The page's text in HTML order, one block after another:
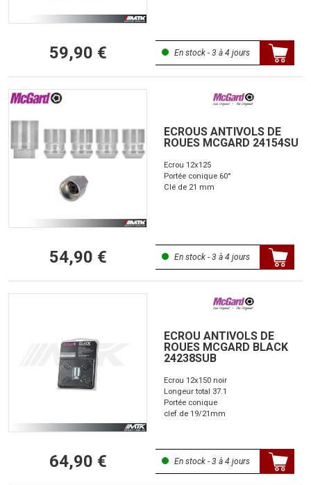
59,90 € En stock - 3 à 4 jours
ECROUS ANTIVOLS DE
ROUES MCGARD 24154SU
Ecrou 12x125
Portée conique 60°
Clé de 21 mm
54,90 € En stock - 3 à 4 jours
ECROU ANTIVOLS DE
ROUES MCGARD BLACK
24238SUB
Ecrou 12x150 noir
Longeur total 37.1
Portée conique
clef de 19/21mm
64,90 € En stock - 3 à 4 jours